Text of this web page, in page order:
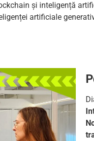
și inteligență
artificiale